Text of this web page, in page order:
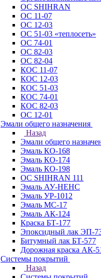
ОС SHIHRAN
ОС 11-07
ОС 12-03
ОС 51-03 «теплосеть»
ОС 74-01
ОС 82-03
ОС 82-04
КОС 11-07
КОС 12-03
КОС 51-03
КОС 74-01
КОС 82-03
ОС 12-01
Эмали общего назначения
Назад
Эмали общего
Эмаль КО-168
Эмаль КО-174
Эмаль КО-198
ОС SHIHRAN 111
Эмаль АУ-НЕНС
Эмаль УР-1012
Эмаль МС-17
Эмаль АК-124
Краска БТ-177
Эпоксидный лак ЭП-
Битумный лак БТ-577
Дорожная краска АК-
Системы покрытий
Назад